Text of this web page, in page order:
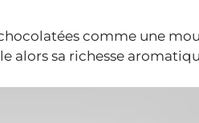
comme une
alors sa richesse